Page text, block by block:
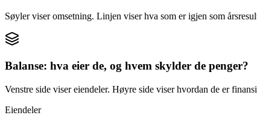
Søyler viser omsetning. Linjen viser hva som er igjen som
Balanse: hva eier de, og hvem skylder de penger?
Venstre side viser eiendeler. Høyre side viser hvordan de er
Eiendeler